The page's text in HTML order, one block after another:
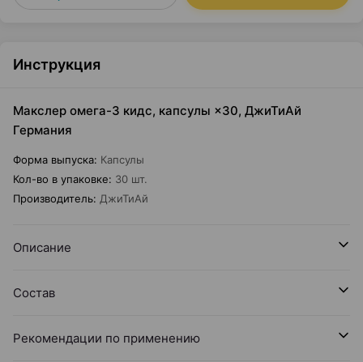
Инструкция
Макслер омега-3 кидс, капсулы ×30, ДжиТиАй
Германия
Форма выпуска: Капсулы
Кол-во в упаковке: 30 шт.
Производитель: ДжиТиАй
Описание
Состав
Рекомендации по применению